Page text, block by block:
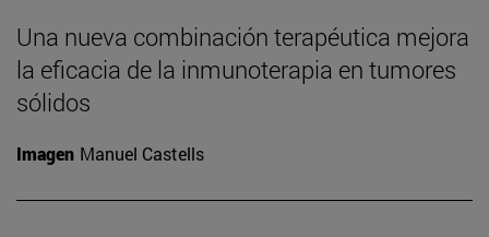
Una nueva combinación terapéutica mejora
la eficacia de la inmunoterapia en tumores
sólidos
Imagen Manuel Castells